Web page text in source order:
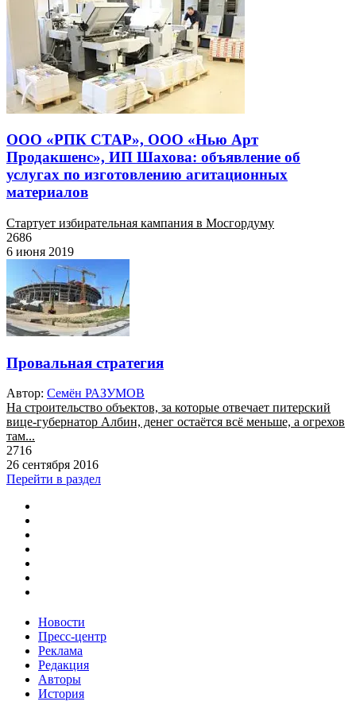
ООО «РПК СТАР», ООО «Нью Арт
Продакшенс», ИП Шахова: объявление об
услугах по изготовлению агитационных
материалов
Стартует избирательная кампания в Мосгордуму
2686
6 июня 2019
Провальная стратегия
Автор: Семён РАЗУМОВ
На строительство объектов, за которые отвечает питерский
вице-губернатор Албин, денег остаётся всё меньше, а огрехов
там...
2716
26 сентября 2016
Перейти в раздел
Новости
Пресс-центр
Реклама
Редакция
Авторы
История